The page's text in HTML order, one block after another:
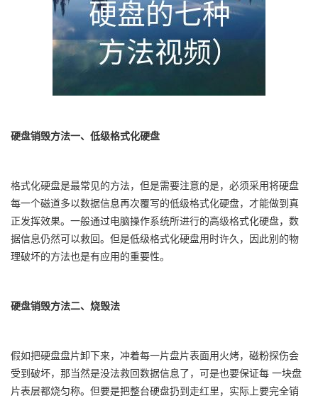
硬盘销毁方法一、低级格式化硬盘
格式化硬盘是最常见的方法，但是需要注意的是，必须采用将硬盘
每一个磁道多以数据信息再次覆写的低级格式化硬盘，才能做到真
正发挥效果。一般通过电脑操作系统所进行的高级格式化硬盘，数
据信息仍然可以救回。但是低级格式化硬盘用时许久，因此别的物
理破坏的方法也是有应用的重要性。
硬盘销毁方法二、烧毁法
假如把硬盘盘片卸下来，冲着每一片盘片表面用火烤，磁粉探伤会
受到破坏，那当然是没法救回数据信息了，可是也要保证每 一块盘
片表层都烧匀称。但要是把整台硬盘扔到走红里，实际上要完全销